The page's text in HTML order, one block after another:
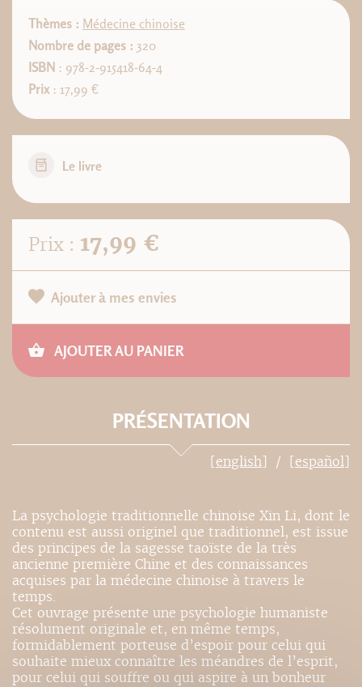
Thèmes : Médecine chinoise
Nombre de pages : 320
ISBN : 978-2-915418-64-4
Prix: 17,99 €
Le livre
Prix : 17,99 €
Ajouter à mes envies
AJOUTER AU PANIER
PRÉSENTATION
[english] [español]
La psychologie traditionnelle chinoise Xin Li, dont le
contenu est aussi originel que traditionnel, est issue
des principes de la sagesse taoïste de la très
ancienne première Chine et des connaissances
acquises par la médecine chinoise à travers le
temps.
Cet ouvrage présente une psychologie humaniste
résolument originale et, en même temps,
formidablement porteuse d’espoir pour celui qui
souhaite mieux connaître les méandres de l’esprit,
pour celui qui souffre ou qui aspire à un bonheur